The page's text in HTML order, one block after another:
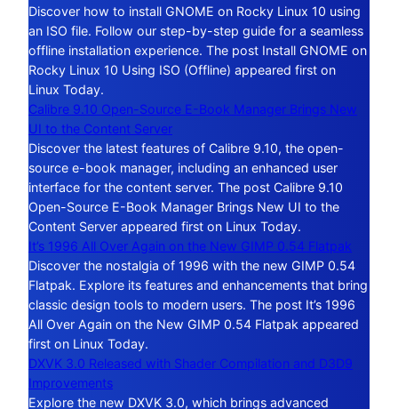
Discover how to install GNOME on Rocky Linux 10 using
an ISO file. Follow our step-by-step guide for a seamless
offline installation experience. The post Install GNOME on
Rocky Linux 10 Using ISO (Offline) appeared first on
Linux Today.
Calibre 9.10 Open-Source E-Book Manager Brings New
UI to the Content Server
Discover the latest features of Calibre 9.10, the open-
source e-book manager, including an enhanced user
interface for the content server. The post Calibre 9.10
Open-Source E-Book Manager Brings New UI to the
Content Server appeared first on Linux Today.
It’s 1996 All Over Again on the New GIMP 0.54 Flatpak
Discover the nostalgia of 1996 with the new GIMP 0.54
Flatpak. Explore its features and enhancements that bring
classic design tools to modern users. The post It’s 1996
All Over Again on the New GIMP 0.54 Flatpak appeared
first on Linux Today.
DXVK 3.0 Released with Shader Compilation and D3D9
Improvements
Explore the new DXVK 3.0, which brings advanced